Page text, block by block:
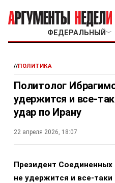
ФЕДЕРАЛЬНЫЙ ﹀
//ПОЛИТИКА
Политолог
удержится и все-
удар по Ирану
22 апреля 2026, 18:07
Президент
не удержится и все-